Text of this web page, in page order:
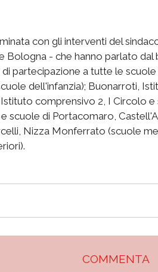
con gli interventi del
Bologna - che hanno parlato
partecipazione a tutte le scuole
dell'infanzia); Buonarroti,
comprensivo 2, I Circolo
scuole di Portacomaro,
Nizza Monferrato (scuole
COMMENTA